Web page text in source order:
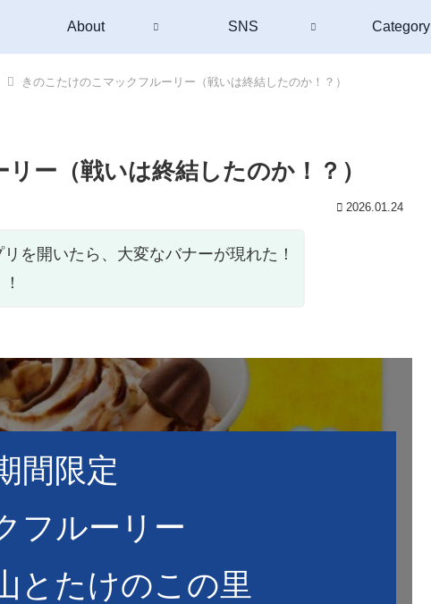
About SNS Category
きのこたけのこマックフルーリー（戦いは終結したのか！？）
ー（戦いは終結したのか！？）
2026.01.24
を開いたら、大変なバナーが現れた！
間限定
フルーリー
とたけのこの里